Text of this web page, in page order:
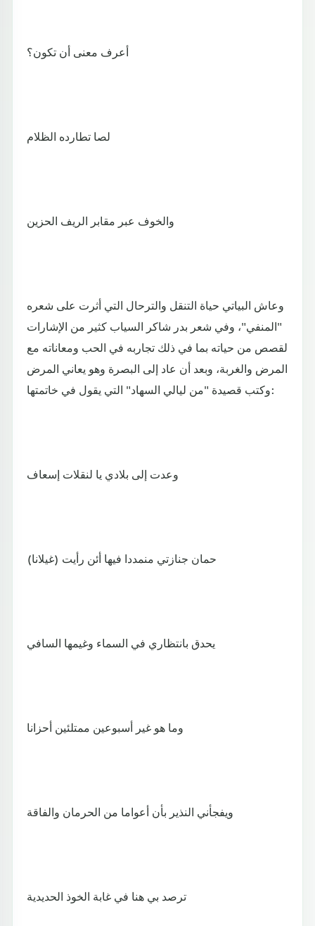
أعرف معنى أن تكون؟
لصا تطارده الظلام
والخوف عبر مقابر الريف الحزين
وعاش البياتي حياة التنقل والترحال التي أثرت على شعره
"المنفي"، وفي شعر بدر شاكر السياب كثير من الإشارات
لقصص من حياته بما في ذلك تجاربه في الحب ومعاناته مع
المرض والغربة، وبعد أن عاد إلى البصرة وهو يعاني المرض
وكتب قصيدة "من ليالي السهاد" التي يقول في خاتمتها:
وعدت إلى بلادي يا لنقلات إسعاف
حمان جنازتي منمددا فيها أئن رأيت (غيلانا)
يحدق بانتظاري في السماء وغيمها السافي
وما هو غير أسبوعين ممتلئين أحزانا
ويفجأني النذير بأن أعواما من الحرمان والفاقة
ترصد بي هنا في غابة الخوذ الحديدية